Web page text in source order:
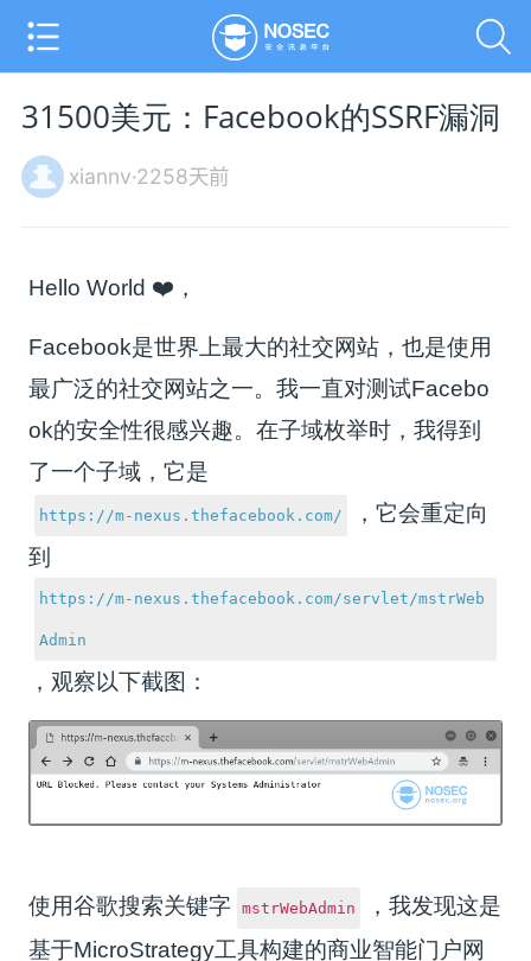
31500美元：Facebook的SSRF漏洞
xiannv·2258天前
Hello World ❤️，
Facebook是世界上最大的社交网站，也是使用
最广泛的社交网站之一。我一直对测试Facebo
ok的安全性很感兴趣。在子域枚举时，我得到
了一个子域，它是
https://m-nexus.thefacebook.com/
，它会重定向
到
https://m-nexus.thefacebook.com/servlet/mstrWeb
Admin
，观察以下截图：
使用谷歌搜索关键字 mstrWebAdmin
，我发现这是
基于MicroStrategy工具构建的商业智能门户网